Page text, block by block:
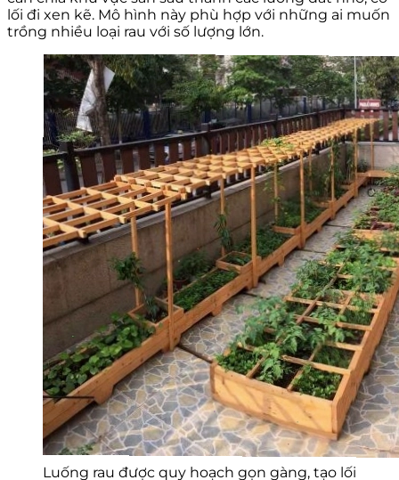
lối đi xen kẽ. Mô hình này phù hợp với những ai muốn
trồng nhiều loại rau với số lượng lớn.
Luống rau được quy hoạch gọn gàng, tạo lối